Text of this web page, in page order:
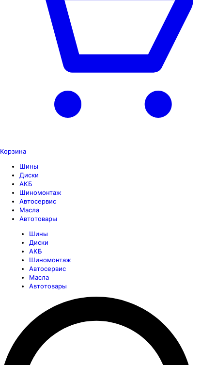
Корзина
Шины
Диски
АКБ
Шиномонтаж
Автосервис
Масла
Автотовары
Шины
Диски
АКБ
Шиномонтаж
Автосервис
Масла
Автотовары